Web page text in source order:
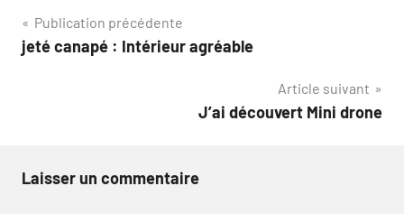
Navigation
de
Publication précédente
jeté canapé : Intérieur agréable
Article suivant
J’ai découvert Mini drone
Laisser un commentaire